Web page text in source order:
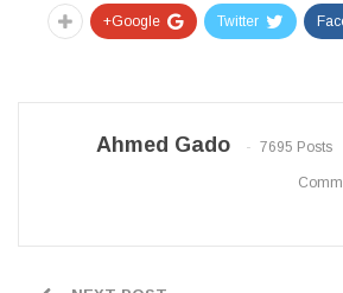
Twitter
Google+
Ahmed Gado 7695 Posts